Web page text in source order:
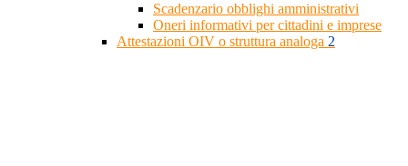
Scadenzario obblighi amministrativi
Oneri informativi per cittadini e imprese
Attestazioni OIV o struttura analoga 2